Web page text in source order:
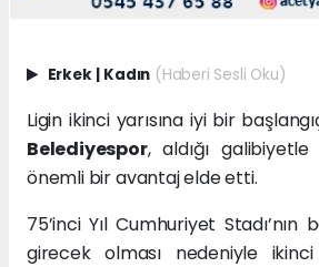
Erkek | Kadın (Haberi Sesli Oku)
Ligin ikinci yarısına iyi bir
Belediyespor, aldığı
önemli bir avantaj elde etti.
75’inci Yıl Cumhuriyet Stadı’nın
girecek olması nedeniyle